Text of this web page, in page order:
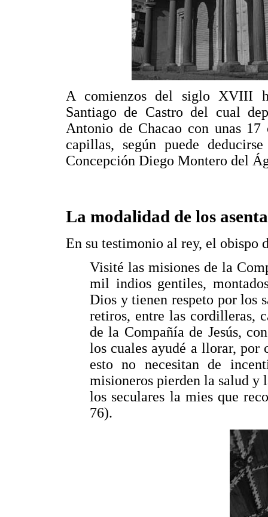
A comienzos del siglo XVIII
Santiago de Castro del cual
Antonio de Chacao con unas
capillas, según puede
Concepción Diego Montero del
La modalidad de los
En su testimonio al rey, el obispo
Visité las misiones de la
mil indios gentiles,
Dios y tienen respeto por los
retiros, entre las cordilleras,
de la Compañía de Jesús,
los cuales ayudé a llorar, por
esto no necesitan de
misioneros pierden la salud y
los seculares la mies que
76).